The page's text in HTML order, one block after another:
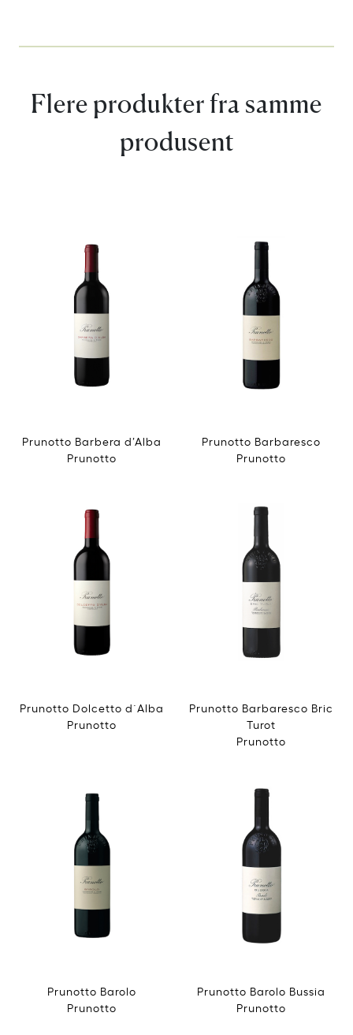
Flere produkter fra samme
produsent
Prunotto Barbera d’Alba
Prunotto
Prunotto Barbaresco
Prunotto
Prunotto Dolcetto d´Alba
Prunotto
Prunotto Barbaresco Bric
Turot
Prunotto
Prunotto Barolo
Prunotto
Prunotto Barolo Bussia
Prunotto